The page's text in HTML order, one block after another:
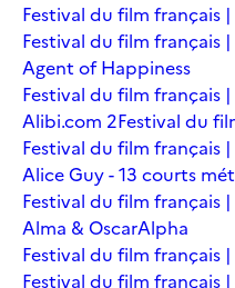
Festival du film français
Festival du film français
Agent of Happiness
Festival du film français
Alibi.com 2Festival du
Festival du film français
Alice Guy - 13 courts
Festival du film français
Alma & OscarAlpha
Festival du film français
Festival du film français